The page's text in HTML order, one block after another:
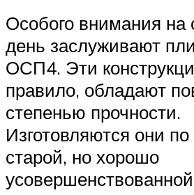
Особого внимания на
день заслуживают
ОСП4. Эти
правило, обладают
степенью прочности.
Изготовляются они
старой, но хорошо